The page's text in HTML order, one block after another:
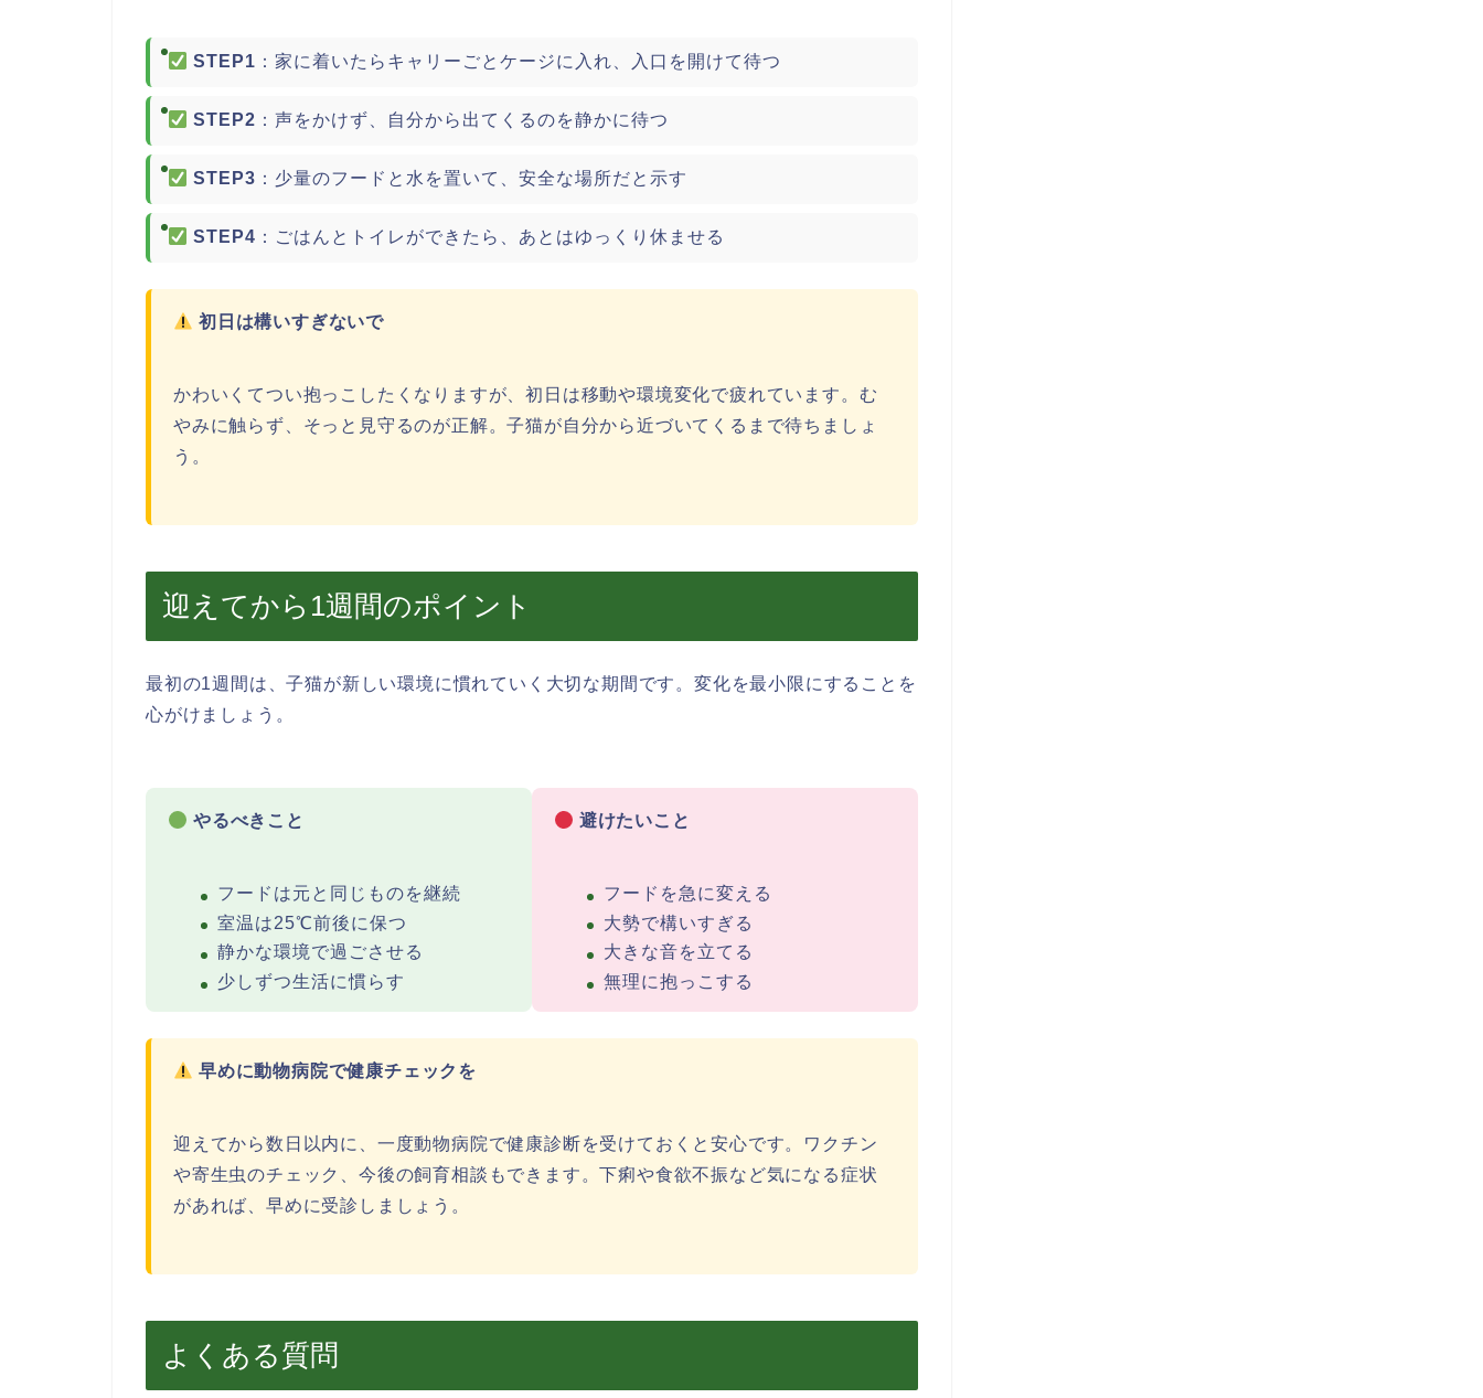
STEP1 ：家に着いたらキャリーごとケージに入れ、入口を開けて待つ
STEP2 ：声をかけず、自分から出てくるのを静かに待つ
STEP3 ：少量のフードと水を置いて、安全な場所だと示す
STEP4 ：ごはんとトイレができたら、あとはゆっくり休ませる
初日は構いすぎないで
かわいくてつい抱っこしたくなりますが、初日は移動や環境変化で疲れています。む
やみに触らず、そっと見守るのが正解。子猫が自分から近づいてくるまで待ちましょ
う。
迎えてから1週間のポイント
最初の1週間は、子猫が新しい環境に慣れていく大切な期間です。変化を最小限にすることを
心がけましょう。
やるべきこと
フードは元と同じものを継続
室温は25℃前後に保つ
静かな環境で過ごさせる
少しずつ生活に慣らす
避けたいこと
フードを急に変える
大勢で構いすぎる
大きな音を立てる
無理に抱っこする
早めに動物病院で健康チェックを
迎えてから数日以内に、一度動物病院で健康診断を受けておくと安心です。ワクチン
や寄生虫のチェック、今後の飼育相談もできます。下痢や食欲不振など気になる症状
があれば、早めに受診しましょう。
よくある質問